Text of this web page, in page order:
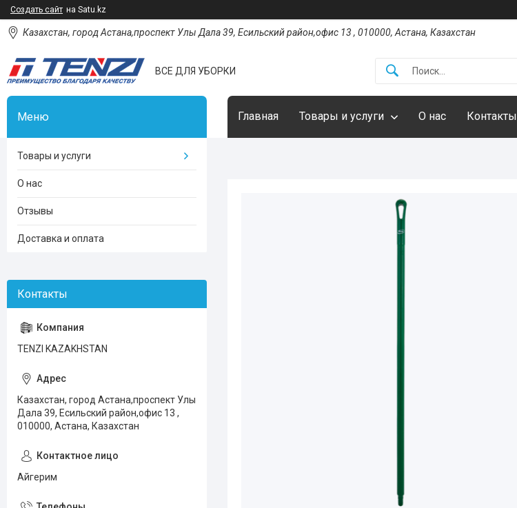
Создать сайт на Satu.kz
Казахстан, город Астана,проспект Улы Дала 39, Есильский район,офис 13 , 010000, Астана, Казахстан
ВСЕ ДЛЯ УБОРКИ
Главная Товары и услуги О нас Контакты
Товары и услуги
О нас
Отзывы
Доставка и оплата
TENZI KAZAKHSTAN
Казахстан, город Астана,проспект Улы
Дала 39, Есильский район,офис 13 ,
010000, Астана, Казахстан
Айгерим